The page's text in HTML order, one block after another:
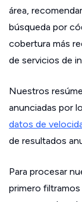
área,
búsqueda por
cobertura más
de servicios de
Nuestros
anunciadas por
datos de
de resultados
Para procesar
primero